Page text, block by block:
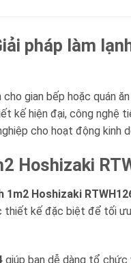
pháp làm
gian bếp hoặc quán
kế hiện đại, công nghệ
cho hoạt động kinh
Hoshizaki
1m2 Hoshizaki
thiết kế đặc biệt để tối
giúp bạn dễ dàng tổ chức